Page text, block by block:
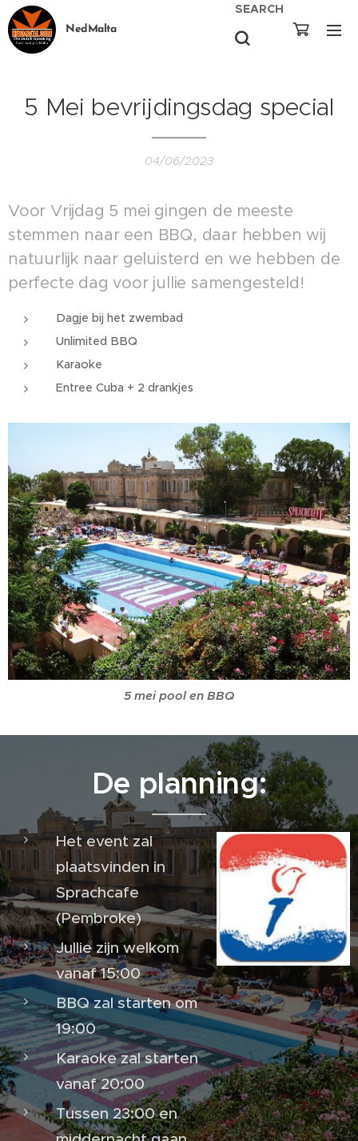
NedMalta
SEARCH
5 Mei bevrijdingsdag special
04/06/2023
Voor Vrijdag 5 mei gingen de meeste
stemmen naar een BBQ, daar hebben wij
natuurlijk naar geluisterd en we hebben de
perfecte dag voor jullie samengesteld!
Dagje bij het zwembad
Unlimited BBQ
Karaoke
Entree Cuba + 2 drankjes
5 mei pool en BBQ
De planning:
Het event zal
plaatsvinden in
Sprachcafe
(Pembroke)
Jullie zijn welkom
vanaf 15:00
BBQ zal starten om
19:00
Karaoke zal starten
vanaf 20:00
Tussen 23:00 en